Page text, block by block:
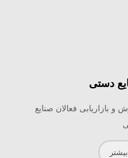
دستی
بازاریابی فعالان صنایع